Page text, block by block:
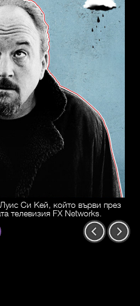
Си Кей, който върви през
телевизия FX Networks.